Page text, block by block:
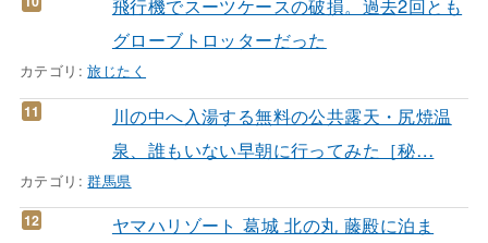
飛行機でスーツケースの破損。過去2回とも
グローブトロッターだった
カテゴリ:旅じたく
川の中へ入湯する無料の公共露天・尻焼温
泉、誰もいない早朝に行ってみた［秘…
カテゴリ:群馬県
ヤマハリゾート 葛城 北の丸 藤殿に泊ま